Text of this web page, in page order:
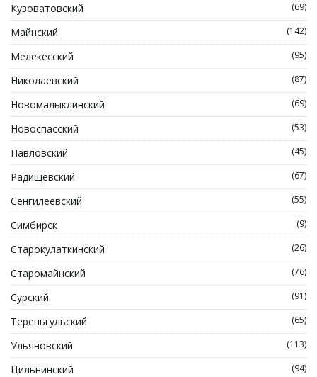
Кузоватовский (69)
Майнский (142)
Мелекесский (95)
Николаевский (87)
Новомалыклинский (69)
Новоспасский (53)
Павловский (45)
Радищевский (67)
Сенгилеевский (55)
Симбирск (9)
Старокулаткинский (26)
Старомайнский (76)
Сурский (91)
Тереньгульский (65)
Ульяновский (113)
Цильнинский (94)